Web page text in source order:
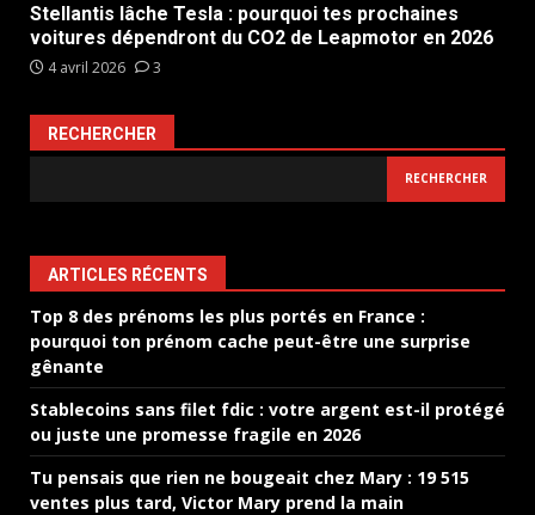
Stellantis lâche Tesla : pourquoi tes prochaines
voitures dépendront du CO2 de Leapmotor en 2026
4 avril 2026 3
RECHERCHER
RECHERCHER
ARTICLES RÉCENTS
Top 8 des prénoms les plus portés en France :
pourquoi ton prénom cache peut-être une surprise
gênante
Stablecoins sans filet fdic : votre argent est-il protégé
ou juste une promesse fragile en 2026
Tu pensais que rien ne bougeait chez Mary : 19 515
ventes plus tard, Victor Mary prend la main